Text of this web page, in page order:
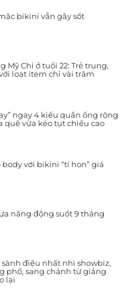
bikini vẫn gây sốt
Mỹ Chi ở tuổi 22: Trẻ trung,
loạt item chỉ vài trăm
ngay 4 kiểu quần ống rộng
quê vừa kéo tụt chiều cao
body với bikini “tí hon” giá
năng động suốt 9 tháng
điệu nhất nhì showbiz,
phố, sang chảnh từ giảng
lại